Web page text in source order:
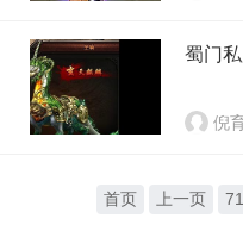
蜀门
倪
首页 上一页 71